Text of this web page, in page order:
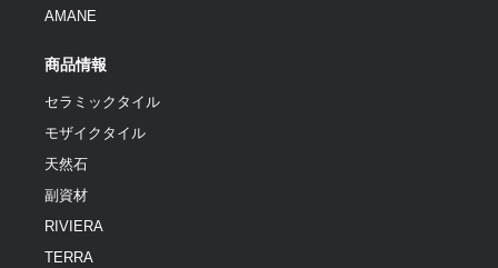
AMANE
商品情報
セラミックタイル
モザイクタイル
天然石
副資材
RIVIERA
TERRA